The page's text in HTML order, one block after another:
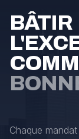
BÂTIR
Chaque